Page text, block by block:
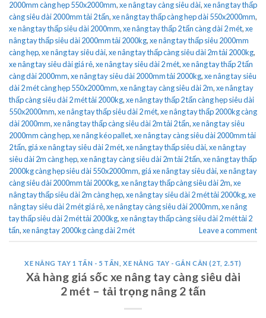
2000mm càng hẹp 550x2000mm,xe nâng tay càng siêu dài,xe nâng tay thấp
càng siêu dài 2000mm tải 2 tấn,xe nâng tay thấp càng hẹp dài 550x2000mm,
xe nâng tay thấp siêu dài 2000mm,xe nâng tay thấp 2 tấn càng dài 2 mét,xe
nâng tay thấp siêu dài 2000mm tải 2000kg,xe nâng tay thấp siêu 2000mm
càng hẹp,xe nâng tay siêu dài,xe nâng tay thấp càng siêu dài 2m tải 2000kg,
xe nâng tay siêu dài giá rẻ,xe nâng tay siêu dài 2 mét,xe nâng tay thấp 2 tấn
càng dài 2000mm,xe nâng tay siêu dài 2000mm tải 2000kg,xe nâng tay siêu
dài 2 mét càng hẹp 550x2000mm,xe nâng tay càng siêu dài 2m,xe nâng tay
thấp càng siêu dài 2 mét tải 2000kg,xe nâng tay thấp 2 tấn càng hẹp siêu dài
550x2000mm,xe nâng tay thấp siêu dài 2 mét,xe nâng tay thấp 2000kg càng
dài 2000mm,xe nâng tay thấp càng siêu dài 2m tải 2 tấn,xe nâng tay siêu
2000mm càng hẹp,xe nâng kéo pallet,xe nâng tay càng siêu dài 2000mm tải
2 tấn, giá xe nâng tay siêu dài 2 mét,xe nâng tay thấp siêu dài,xe nâng tay
siêu dài 2m càng hẹp,xe nâng tay càng siêu dài 2m tải 2 tấn,xe nâng tay thấp
2000kg càng hẹp siêu dài 550x2000mm, giá xe nâng tay siêu dài,xe nâng tay
càng siêu dài 2000mm tải 2000kg,xe nâng tay thấp càng siêu dài 2m,xe
nâng tay thấp siêu dài 2m càng hẹp,xe nâng tay siêu dài 2 mét tải 2000kg,xe
nâng tay siêu dài 2 mét giá rẻ,xe nâng tay càng siêu dài 2000mm,xe nâng
tay thấp siêu dài 2 mét tải 2000kg,xe nâng tay thấp càng siêu dài 2 mét tải 2
tấn,xe nâng tay 2000kg càng dài 2 mét Leave a comment
XE NÂNG TAY 1 TẤN - 5 TẤN ,XE NÂNG TAY - GẮN CÂN (2T, 2.5T)
Xả hàng giá sốc xe nâng tay càng siêu dài
2 mét – tải trọng nâng 2 tấn